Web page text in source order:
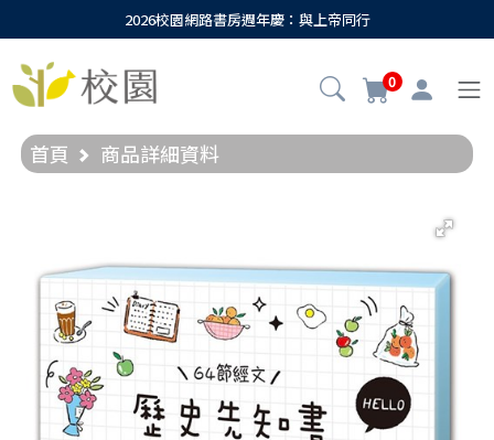
2026校園網路書房週年慶：與上帝同行
0
首頁 商品詳細資料